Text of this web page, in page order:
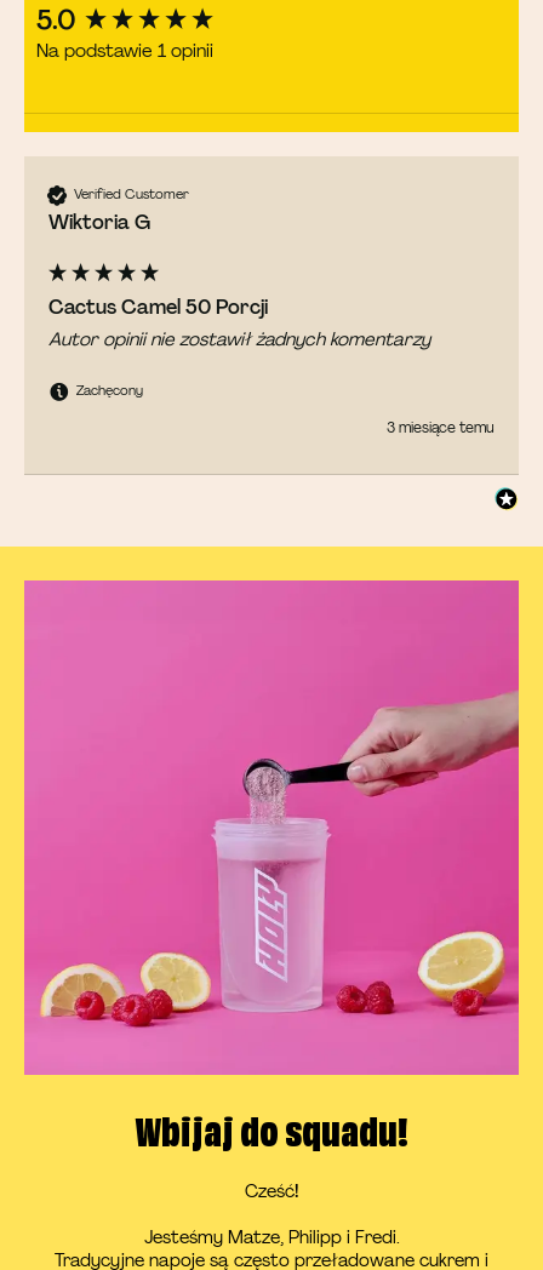
5.0
Na podstawie 1 opinii
Verified Customer
Wiktoria G
Cactus Camel 50 Porcji
Autor opinii nie zostawił żadnych komentarzy
Zachęcony
3 miesiące temu
Wbijaj do squadu!
Cześć!
Jesteśmy Matze, Philipp i Fredi.
Tradycyjne napoje są często przeładowane cukrem i